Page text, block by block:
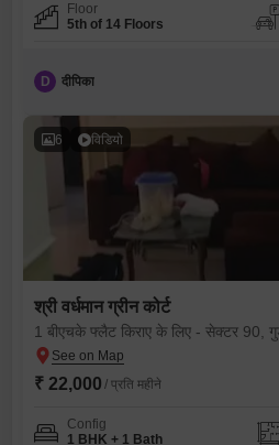
Floor
5th of 14 Floors
D दीपिका
6 विडियो
श्री वर्धमान ग्रीन कोर्ट
1 बीएचके फ्लैट किराए के लिए - सेक्टर 90,
₹ 22,000 / प्रति महीने
Config
1 BHK + 1 Bath